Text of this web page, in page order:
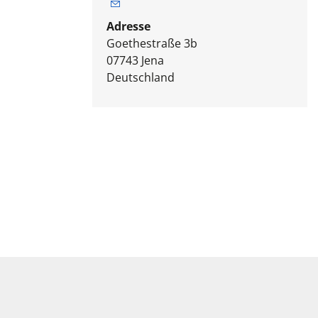
Adresse
Goethestraße 3b
07743 Jena
Deutschland